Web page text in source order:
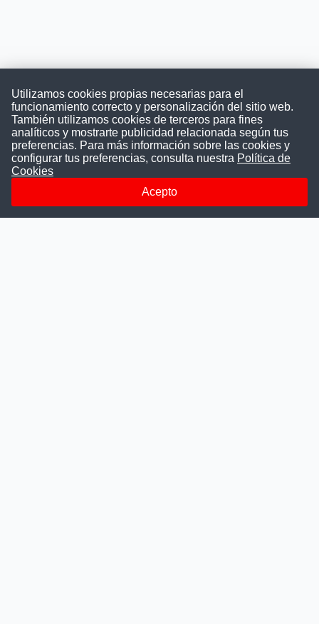
Convocatoriasdetrabajo.com
ConvocatoriasDeTrabajo.com es una plataforma informativa
la difusión y transparencia de los concursos públicos, además
ayudamos a las instituciones a encontrar a los mejores
talentos. A nuestros usuarios le brindamos en un solo lugar
Utilizamos cookies propias necesarias para el
funcionamiento correcto y personalización del sitio web.
También utilizamos cookies de terceros para fines
analíticos y mostrarte publicidad relacionada según tus
preferencias. Para más información sobre las cookies y
configurar tus preferencias, consulta nuestra Política de
Cookies
Acepto